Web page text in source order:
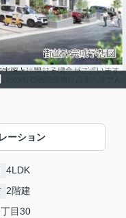
ーション
4LDK
2階建
丁目30